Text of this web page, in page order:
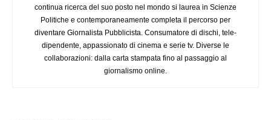
continua ricerca del suo posto nel mondo si laurea in Scienze
Politiche e contemporaneamente completa il percorso per
diventare Giornalista Pubblicista. Consumatore di dischi, tele-
dipendente, appassionato di cinema e serie tv. Diverse le
collaborazioni: dalla carta stampata fino al passaggio al
giornalismo online.